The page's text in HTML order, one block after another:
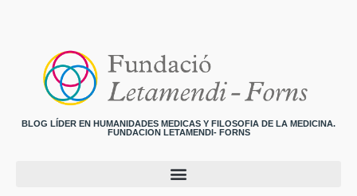
BLOG LÍDER EN HUMANIDADES MEDICAS Y FILOSOFIA DE LA MEDICINA.
FUNDACION LETAMENDI- FORNS